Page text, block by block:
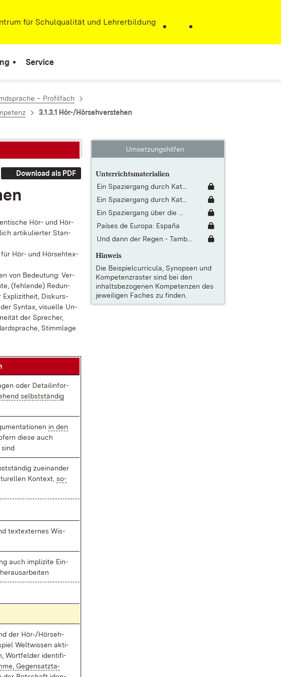
neuem Fenster)
für Schulqualität und Lehrerbildung
Service
– Profilfach
3.1.3.1 Hör-/Hörsehverstehen
Download als PDF
Hör- und Hör­
ar­ti­ku­lier­ter Stan­
für Hör- und Hör­seh­t­ex­
von Be­deu­tung: Ver­
(feh­len­de) Red­un­
Ex­pli­zit­heit, Dis­kurs­
Syn­tax, vi­su­el­le Un­
der Spre­cher,
Stimm­la­ge
oder De­tail­in­for­
selbst­stän­dig
in den
die­se auch
zu­ein­an­der
Kon­text, so­
tex­tex­ter­nes Wis­
auch im­pli­zi­te Ein­
der Hör‑/Hör­se­h­
Welt­wis­sen ak­ti­
Wort­fel­der iden­ti­fi­
Ge­gen­satz­ta­
Umsetzungshilfen
Unterrichtsmaterialien
Ein Spaziergang durch Kat...
Ein Spaziergang durch Kat...
Ein Spaziergang über die ...
Países de Europa: España
Und dann der Regen - Tamb...
Hinweis
Die Beispielcurricula, Synopsen und
Kompetenzraster sind bei den
inhaltsbezogenen Kompetenzen des
jeweiligen Faches zu finden.